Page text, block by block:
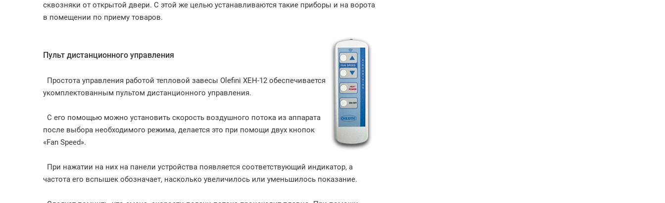
сквозняки от открытой двери. С этой же целью устанавливаются такие приборы и на ворота
в помещении по приему товаров.
Пульт дистанционного управления
Простота управления работой тепловой завесы Olefini XEH-12 обеспечивается
укомплектованным пультом дистанционного управления.
С его помощью можно установить скорость воздушного потока из аппарата
после выбора необходимого режима, делается это при помощи двух кнопок
«Fan Speed».
При нажатии на них на панели устройства появляется соответствующий индикатор, а
частота его вспышек обозначает, насколько увеличилось или уменьшилось показание.